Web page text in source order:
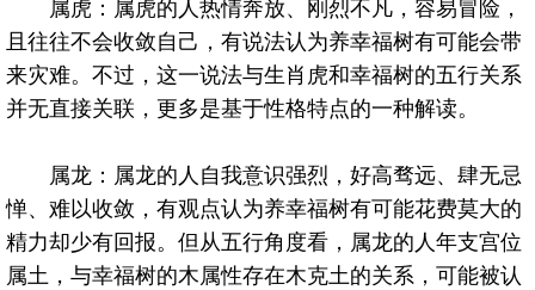
且往往不会收敛自己，有说法认为养幸福树有可能会带
来灾难。不过，这一说法与生肖虎和幸福树的五行关系
并无直接关联，更多是基于性格特点的一种解读。
属龙：属龙的人自我意识强烈，好高骛远、肆无忌
惮、难以收敛，有观点认为养幸福树有可能花费莫大的
精力却少有回报。但从五行角度看，属龙的人年支宫位
属土，与幸福树的木属性存在木克土的关系，可能被认